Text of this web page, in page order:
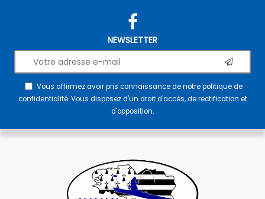
NEWSLETTER
Vous affirmez avoir pris connaissance de notrepolitique de
confidentialité. Vous disposez d'un droit d'accès, de rectification et
d'opposition.